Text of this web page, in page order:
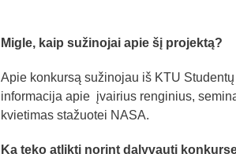
Migle, kaip sužinojai apie šį projektą?
Apie konkursą sužinojau iš KTU
informacija apie įvairius renginius,
kvietimas stažuotei NASA.
Ką teko atlikti norint dalyvauti